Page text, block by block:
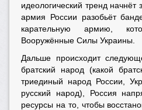
идеологический тренд начнёт
армия России разобьёт
карательную армию,
Вооружённые Силы Украины.
Дальше происходит
братский народ (какой
триединый народ России,
русский народ), Россия
ресурсы на то, чтобы